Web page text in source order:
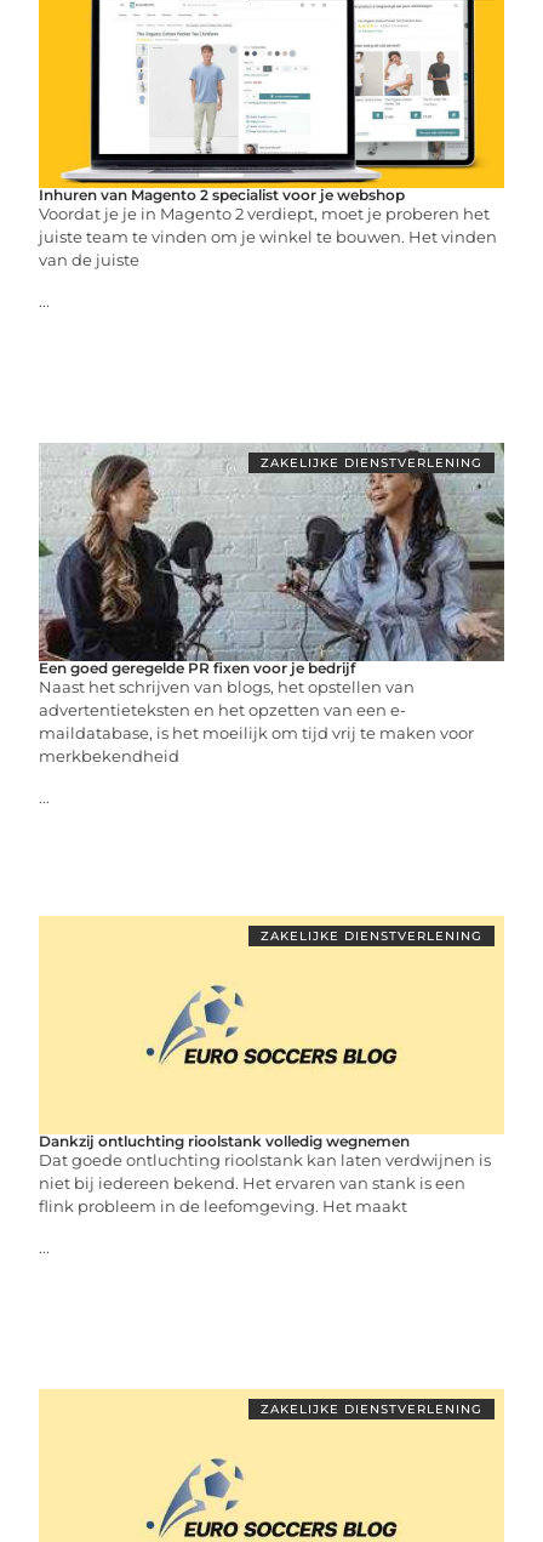
Inhuren van Magento 2 specialist voor je webshop
Voordat je je in Magento 2 verdiept, moet je proberen het
juiste team te vinden om je winkel te bouwen. Het vinden
van de juiste
...
ZAKELIJKE DIENSTVERLENING
Een goed geregelde PR fixen voor je bedrijf
Naast het schrijven van blogs, het opstellen van
advertentieteksten en het opzetten van een e-
maildatabase, is het moeilijk om tijd vrij te maken voor
merkbekendheid
...
ZAKELIJKE DIENSTVERLENING
Dankzij ontluchting rioolstank volledig wegnemen
Dat goede ontluchting rioolstank kan laten verdwijnen is
niet bij iedereen bekend. Het ervaren van stank is een
flink probleem in de leefomgeving. Het maakt
...
ZAKELIJKE DIENSTVERLENING